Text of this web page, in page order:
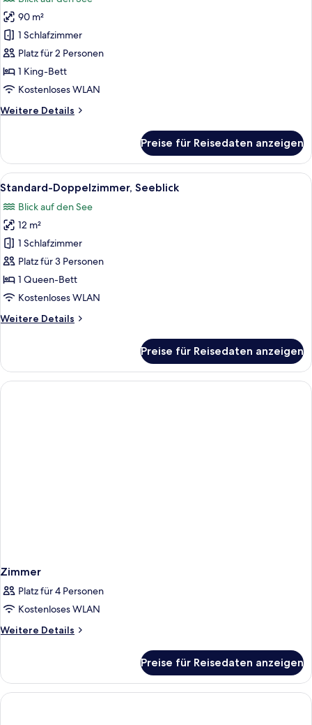
für
Exclusive-
Studiosuite,
Seeblick
anzeigen
90 m²
1 Schlafzimmer
Platz für 2 Personen
1 King-Bett
Kostenloses WLAN
Weitere Details
Weitere
Studiosuite,
Seeblick
Preise für Reisedaten anzeigen
Alle
Fotos
für
Standard-
Doppelzimmer,
Seeblick
anzeigen
Ein Schlafzimmer mit
4
Standard-Doppelzimmer, Seeblick
Blick auf den See
12 m²
1 Schlafzimmer
Platz für 3 Personen
1 Queen-Bett
Kostenloses WLAN
Weitere Details
Weitere
Doppelzimmer,
Seeblick
Preise für Reisedaten anzeigen
Zimmer
Platz für 4 Personen
Kostenloses WLAN
Weitere Details
Weitere
Preise für Reisedaten anzeigen